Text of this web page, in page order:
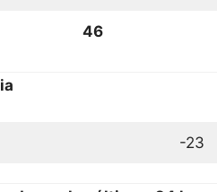
46
-23